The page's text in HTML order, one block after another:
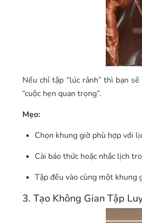
Nếu chỉ tập “lúc rảnh” thì bạn
“cuộc hẹn quan trọng”.
Mẹo:
Chọn khung giờ phù hợp với
Cài báo thức hoặc nhắc lịch
Tập đều vào cùng một khung
3. Tạo Không Gian Tập